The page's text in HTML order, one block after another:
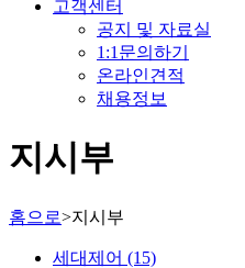
고객센터
공지 및 자료실
1:1문의하기
온라인견적
채용정보
지시부
홈으로>지시부
세대제어 (15)